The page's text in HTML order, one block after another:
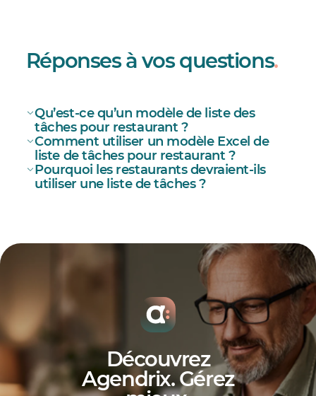
Réponses à vos questions.
Qu’est-ce qu’un modèle de liste des
tâches pour restaurant ?
Comment utiliser un modèle Excel de
liste de tâches pour restaurant ?
modèles pour la
gestion de restaurant
Pourquoi les restaurants devraient-ils
utiliser une liste de tâches ?
Découvrez
Agendrix. Gérez